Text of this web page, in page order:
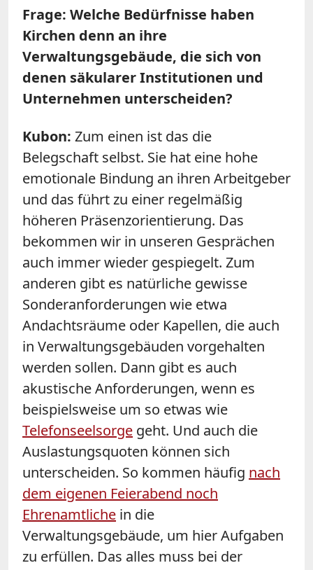
Frage: Welche Bedürfnisse haben
Kirchen denn an ihre
Verwaltungsgebäude, die sich von
denen säkularer Institutionen und
Unternehmen unterscheiden?
Kubon: Zum einen ist das die
Belegschaft selbst. Sie hat eine hohe
emotionale Bindung an ihren Arbeitgeber
und das führt zu einer regelmäßig
höheren Präsenzorientierung. Das
bekommen wir in unseren Gesprächen
auch immer wieder gespiegelt. Zum
anderen gibt es natürliche gewisse
Sonderanforderungen wie etwa
Andachtsräume oder Kapellen, die auch
in Verwaltungsgebäuden vorgehalten
werden sollen. Dann gibt es auch
akustische Anforderungen, wenn es
beispielsweise um so etwas wie
Telefonseelsorge geht. Und auch die
Auslastungsquoten können sich
unterscheiden. So kommen häufig nach
dem eigenen Feierabend noch
Ehrenamtliche in die
Verwaltungsgebäude, um hier Aufgaben
zu erfüllen. Das alles muss bei der